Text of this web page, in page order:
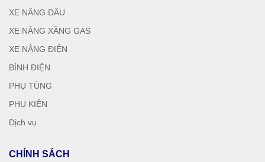
XE NÂNG DẦU
XE NÂNG XĂNG GAS
XE NÂNG ĐIỆN
BÌNH ĐIỆN
PHỤ TÙNG
PHỤ KIỆN
Dịch vụ
CHÍNH SÁCH